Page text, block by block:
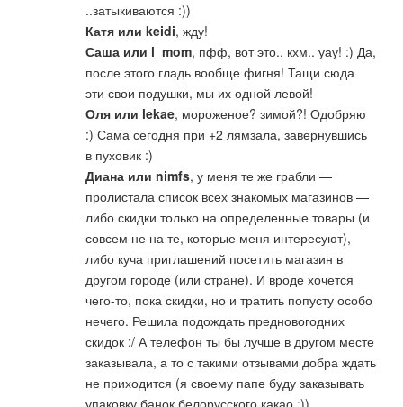
..затыкиваются :))
Катя или keidi, жду!
Саша или l_mom, пфф, вот это.. кхм.. уау! :) Да,
после этого гладь вообще фигня! Тащи сюда
эти свои подушки, мы их одной левой!
Оля или lekae, мороженое? зимой?! Одобряю
:) Сама сегодня при +2 лямзала, завернувшись
в пуховик :)
Диана или nimfs, у меня те же грабли —
пролистала список всех знакомых магазинов —
либо скидки только на определенные товары (и
совсем не на те, которые меня интересуют),
либо куча приглашений посетить магазин в
другом городе (или стране). И вроде хочется
чего-то, пока скидки, но и тратить попусту особо
нечего. Решила подождать предновогодних
скидок :/ А телефон ты бы лучше в другом месте
заказывала, а то с такими отзывами добра ждать
не приходится (я своему папе буду заказывать